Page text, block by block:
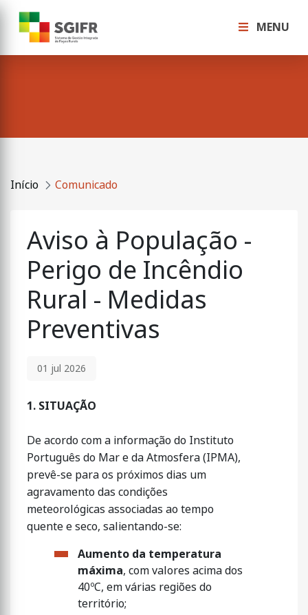
MENU
Início Comunicado
Aviso à População -
Perigo de Incêndio
Rural - Medidas
Preventivas
01 jul 2026
1. SITUAÇÃO
De acordo com a informação do Instituto
Português do Mar e da Atmosfera (IPMA),
prevê-se para os próximos dias um
agravamento das condições
meteorológicas associadas ao tempo
quente e seco, salientando-se:
Aumento da temperatura
máxima, com valores acima dos
40ºC, em várias regiões do
território;